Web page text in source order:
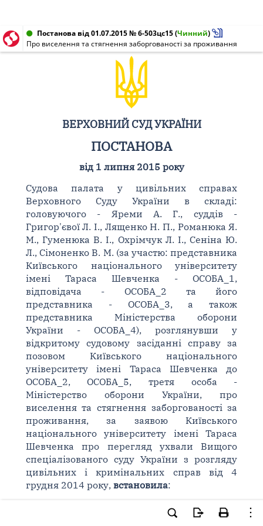
Постанова від 01.07.2015 № 6-503цс15(Чинний)
Про виселення та стягнення заборгованості за проживання
ВЕРХОВНИЙ СУД УКРАЇНИ
ПОСТАНОВА
від 1 липня 2015 року
Судова палата у цивільних справах
Верховного Суду України в складі:
головуючого - Яреми А. Г., суддів -
Григор'євої Л. І., Лященко Н. П., Романюка Я.
М., Гуменюка В. І., Охрімчук Л. І., Сеніна Ю.
Л., Сімоненко В. М. (за участю: представника
Київського національного університету
імені Тараса Шевченка - ОСОБА_1,
відповідача - ОСОБА_2 та його
представника - ОСОБА_3, а також
представника Міністерства оборони
України - ОСОБА_4), розглянувши у
відкритому судовому засіданні справу за
позовом Київського національного
університету імені Тараса Шевченка до
ОСОБА_2, ОСОБА_5, третя особа -
Міністерство оборони України, про
виселення та стягнення заборгованості за
проживання, за заявою Київського
національного університету імені Тараса
Шевченка про перегляд ухвали Вищого
спеціалізованого суду України з розгляду
цивільних і кримінальних справ від 4
грудня 2014 року, встановила:
У липні 2013 року Київський національний
університет імені Тараса Шевченка (далі -